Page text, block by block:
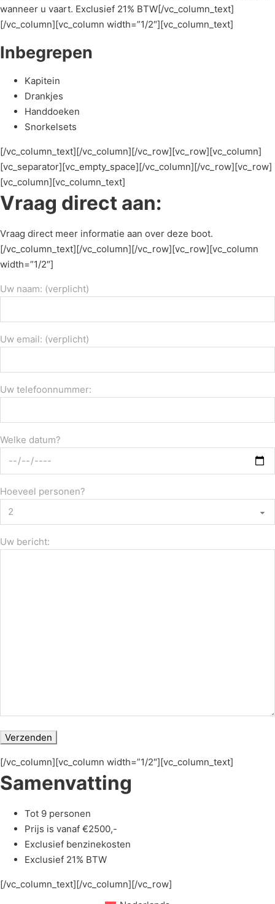
wanneer u vaart. Exclusief 21% BTW[/vc_column_text]
[/vc_column][vc_column width=”1/2″][vc_column_text]
Inbegrepen
Kapitein
Drankjes
Handdoeken
Snorkelsets
[/vc_column_text][/vc_column][/vc_row][vc_row][vc_column]
[vc_separator][vc_empty_space][/vc_column][/vc_row][vc_row]
[vc_column][vc_column_text]
Vraag direct aan:
Vraag direct meer informatie aan over deze boot.
[/vc_column_text][/vc_column][/vc_row][vc_row][vc_column
width=”1/2″]
Uw naam: (verplicht)
Uw email: (verplicht)
Uw telefoonnummer:
Welke datum?
Hoeveel personen?
Uw bericht:
[/vc_column][vc_column width=”1/2″][vc_column_text]
Samenvatting
Tot 9 personen
Prijs is vanaf €2500,-
Exclusief benzinekosten
Exclusief 21% BTW
[/vc_column_text][/vc_column][/vc_row]